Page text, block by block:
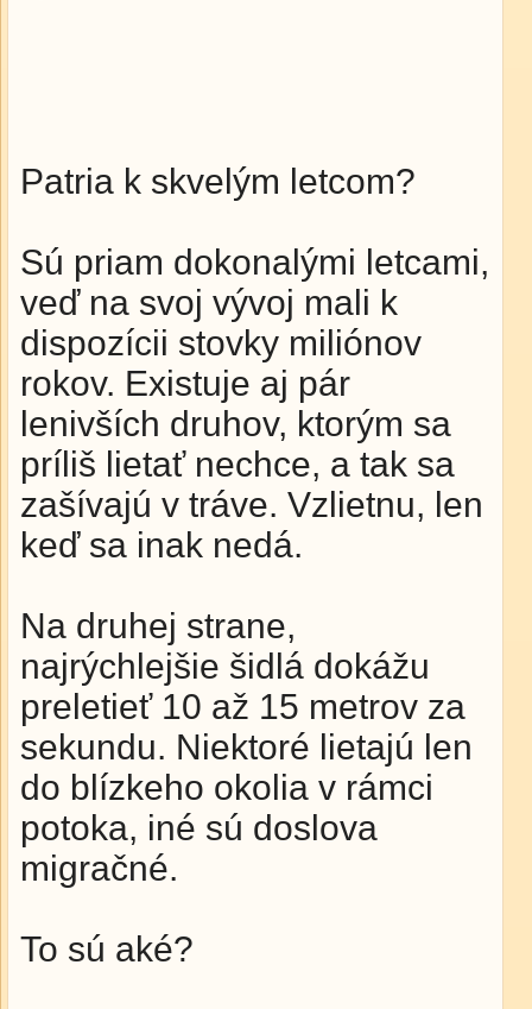
Patria k skvelým letcom?
Sú priam dokonalými letcami,
veď na svoj vývoj mali k
dispozícii stovky miliónov
rokov. Existuje aj pár
lenivších druhov, ktorým sa
príliš lietať nechce, a tak sa
zašívajú v tráve. Vzlietnu, len
keď sa inak nedá.
Na druhej strane,
najrýchlejšie šidlá dokážu
preletieť 10 až 15 metrov za
sekundu. Niektoré lietajú len
do blízkeho okolia v rámci
potoka, iné sú doslova
migračné.
To sú aké?